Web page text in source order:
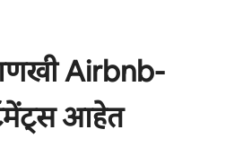
Airbnb-
आहेत